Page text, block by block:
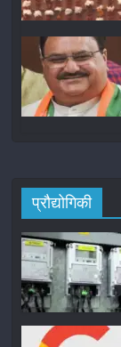
प्रौद्योगिकी